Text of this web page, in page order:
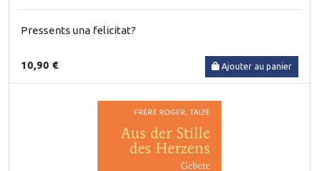
Pressents una felicitat?
10,90 € Ajouter au panier